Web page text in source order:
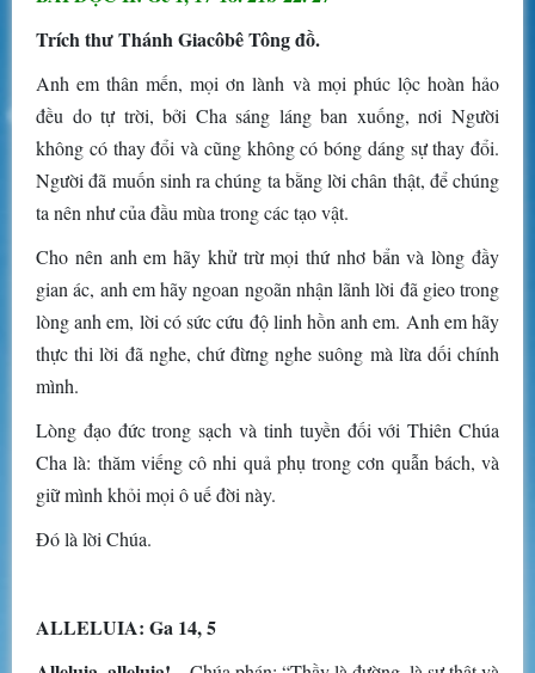
Trích thư Thánh Giacôbê Tông đồ.
Anh em thân mến, mọi ơn lành và mọi phúc lộc hoàn hảo
đều do tự trời, bởi Cha sáng láng ban xuống, nơi Người
không có thay đổi và cũng không có bóng dáng sự thay đổi.
Người đã muốn sinh ra chúng ta bằng lời chân thật, để chúng
ta nên như của đầu mùa trong các tạo vật.
Cho nên anh em hãy khử trừ mọi thứ nhơ bẩn và lòng đầy
gian ác, anh em hãy ngoan ngoãn nhận lãnh lời đã gieo trong
lòng anh em, lời có sức cứu độ linh hồn anh em. Anh em hãy
thực thi lời đã nghe, chứ đừng nghe suông mà lừa dối chính
mình.
Lòng đạo đức trong sạch và tinh tuyền đối với Thiên Chúa
Cha là: thăm viếng cô nhi quả phụ trong cơn quẫn bách, và
giữ mình khỏi mọi ô uế đời này.
Ðó là lời Chúa.
ALLELUIA: Ga 14, 5